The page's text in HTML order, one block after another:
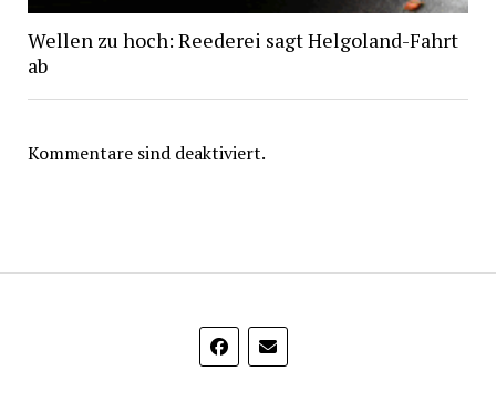
Wellen zu hoch: Reederei sagt Helgoland-Fahrt
ab
Kommentare sind deaktiviert.